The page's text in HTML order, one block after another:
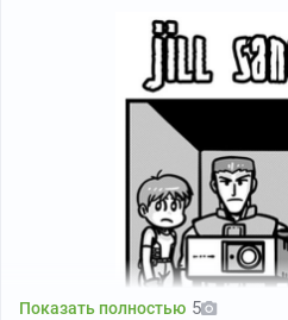
Показать полностью 5